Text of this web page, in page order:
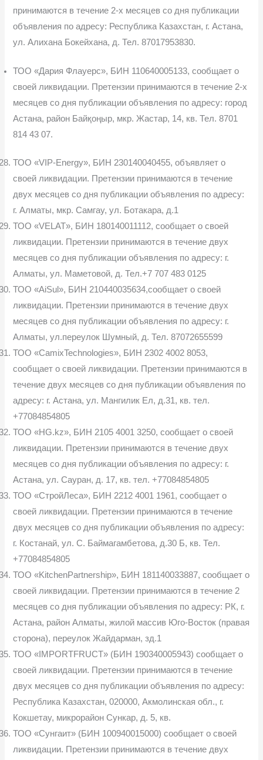
принимаются в течение 2-х месяцев со дня публикации
объявления по адресу: Республика Казахстан, г. Астана,
ул. Алихана Бокейхана, д. Тел. 87017953830.
ТОО «Дария Флауерс», БИН 110640005133, сообщает о
своей лик­видации. Претензии принимаются в течение 2-х
месяцев со дня публика­ции объявления по адресу: город
Астана, район Байқоңыр, мкр. Жастар, 14, кв. Тел. 8701
814 43 07.
ТОО «VIP-Energy», БИН 230140040455, объявляет о
своей ликви­дации. Претензии принимаются в течение
двух месяцев со дня публикации объявления по адресу:
г. Алматы, мкр. Самгау, ул. Ботакара, д.1
ТОО «VELAT», БИН 180140011112, сообщает о своей
ликвидации. Претензии принимаются в течение двух
месяцев со дня публикации объяв­ления по адресу: г.
Алматы, ул. Маметовой, д. Тел.+7 707 483 0125
ТОО «AiSul», БИН 210440035634,сообщает о своей
ликвидации. Претензии принимаются в течение двух
месяцев со дня публикации объ­явления по адресу: г.
Алматы, ул.переулок Шумный, д. Тел. 87072655599
ТОО «CamixTechnologies», БИН 2302 4002 8053,
сообщает о своей ликвидации. Претензии принимаются в
течение двух месяцев со дня публи­кации объявления по
адресу: г. Астана, ул. Мангилик Ел, д.31, кв. тел.
+77084854805
ТОО «HG.kz», БИН 2105 4001 3250, сообщает о своей
ликвидации. Претензии принимаются в течение двух
месяцев со дня публикации объяв­ления по адресу: г.
Астана, ул. Сауран, д. 17, кв. тел. +77084854805
ТОО «СтройЛеса», БИН 2212 4001 1961, сообщает о
своей ликви­дации. Претензии принимаются в течение
двух месяцев со дня публикации объявления по адресу:
г. Костанай, ул. С. Баймагамбетова, д.30 Б, кв. Тел.
+77084854805
ТОО «KitchenPartnership», БИН 181140033887, сообщает о
своей ликвидации. Претензии принимаются в течение 2
месяцев со дня публи­кации объявления по адресу: РК, г.
Астана, район Алматы, жилой массив Юго-Восток (правая
сторона), переулок Жайдарман, зд.1
ТОО «IMPORTFRUCT» (БИН 190340005943) сообщает о
своей ликвидации. Претензии принимаются в течение
двух месяцев со дня публи­кации объявления по адресу:
Республика Казахстан, 020000, Акмолинская обл., г.
Кокшетау, микрорайон Сункар, д. 5, кв.
ТОО «Сунгаит» (БИН 100940015000) сообщает о своей
ликвидации. Претензии принимаются в течение двух